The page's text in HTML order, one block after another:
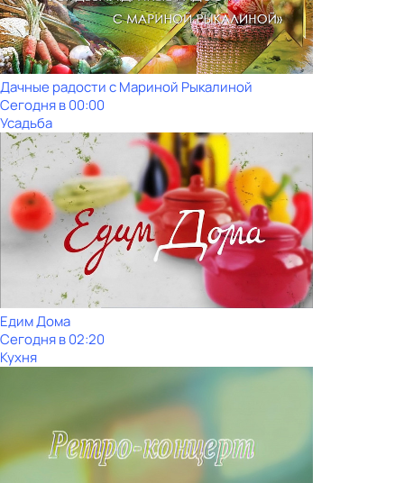
Дачные радости с Мариной Рыкалиной
Сегодня в 00:00
Усадьба
Едим Дома
Сегодня в 02:20
Кухня